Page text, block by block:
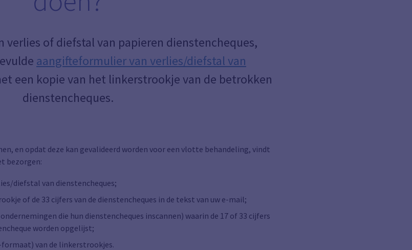
verlies of diefstal van papieren dienstencheques,
aangifteformulier van verlies/diefstal van
een kopie van het linkerstrookje van de betrokken
dienstencheques.
en opdat deze kan gevalideerd worden voor een vlotte behandeling, vindt
bezorgen:
diefstal van dienstencheques;
of de 33 cijfers van de dienstencheques in de tekst van uw e-mail;
die hun dienstencheques inscannen) waarin de 17 of 33 cijfers
worden opgelijst;
van de linkerstrookjes.